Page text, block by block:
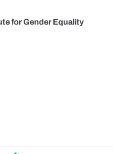
for Gender Equality